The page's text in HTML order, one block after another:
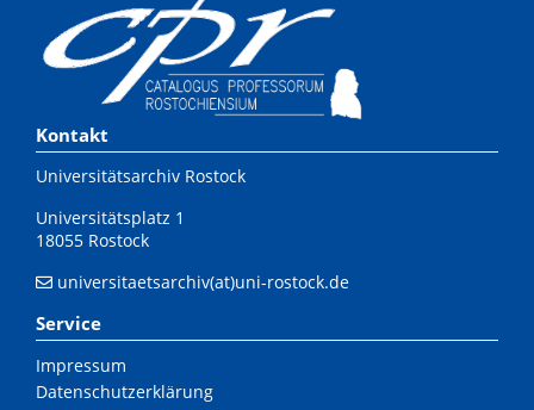
Kontakt
Universitätsarchiv Rostock
Universitätsplatz 1
18055 Rostock
universitaetsarchiv(at)uni-rostock.de
Service
Impressum
Datenschutzerklärung